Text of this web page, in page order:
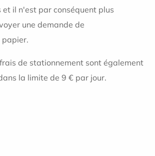
il n'est par conséquent plus
une demande de
papier.
de stationnement sont également
la limite de 9 € par jour.